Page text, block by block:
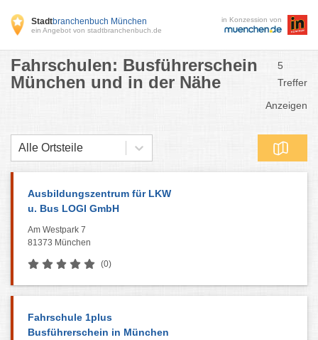
Stadtbranchenbuch München
ein Angebot von stadtbranchenbuch.de
in Konzession von
Fahrschulen: Busführerschein
München und in der Nähe
5
Treffer
Anzeigen
Alle Ortsteile
Ausbildungszentrum für LKW
u. Bus LOGI GmbH
Am Westpark 7
81373 München
(0)
Fahrschule 1plus
Busführerschein in München